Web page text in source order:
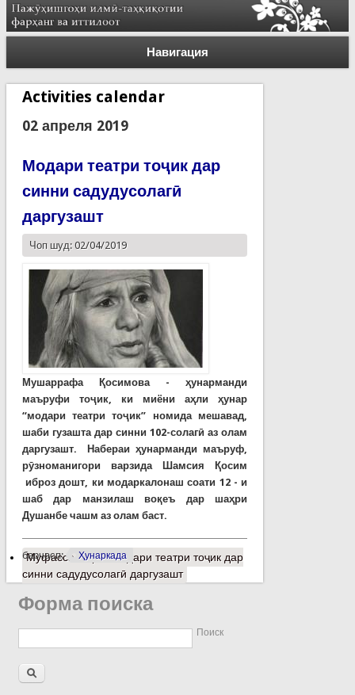
Навигация
Activities calendar
02 апреля 2019
Модари театри тоҷик дар
синни садудусолагӣ
даргузашт
Чоп шуд: 02/04/2019
Мушаррафа Қосимова - ҳунарманди
маъруфи тоҷик, ки миёни аҳли ҳунар
“модари театри тоҷик” номида мешавад,
шаби гузашта дар синни 102-солагӣ аз олам
даргузашт. Набераи ҳунарманди маъруф,
рӯзноманигори варзида Шамсия Қосим
иброз дошт, ки модаркалонаш соати 12 - и
шаб дар манзилаш воқеъ дар шаҳри
Душанбе чашм аз олам баст.
барчасп: Ҳунаркада
Муфассалтаро Модари театри тоҷик дар
синни садудусолагӣ даргузашт
Форма поиска
Поиск